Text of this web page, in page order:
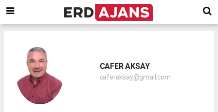
CAFER AKSAY
caferaksay@gmail.com